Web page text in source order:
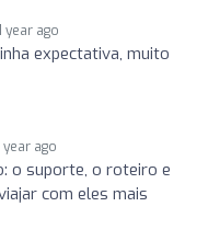
year ago
expectativa, muito
year ago
o suporte, o roteiro e
com eles mais